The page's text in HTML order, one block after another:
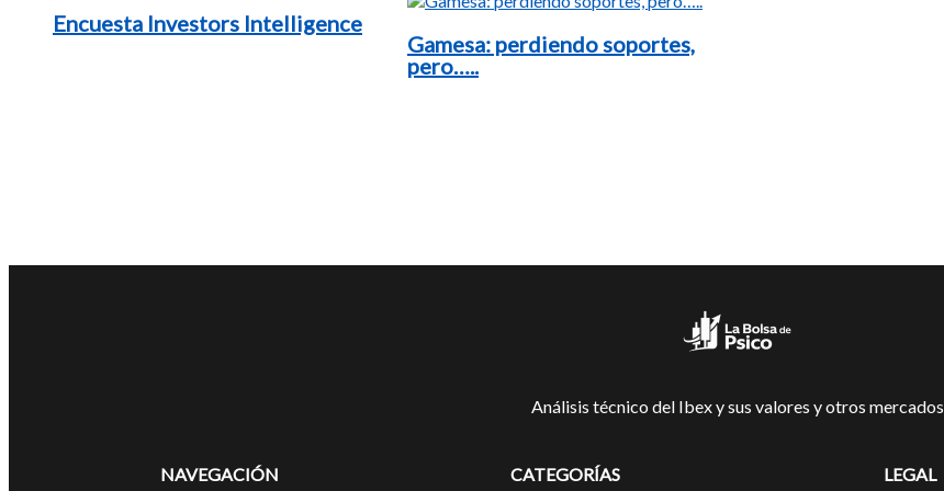
Encuesta Investors Intelligence
Gamesa: perdiendo soportes,
pero…..
Análisis técnico del Ibex y sus valores y otros mercados
NAVEGACIÓN CATEGORÍAS LEGAL